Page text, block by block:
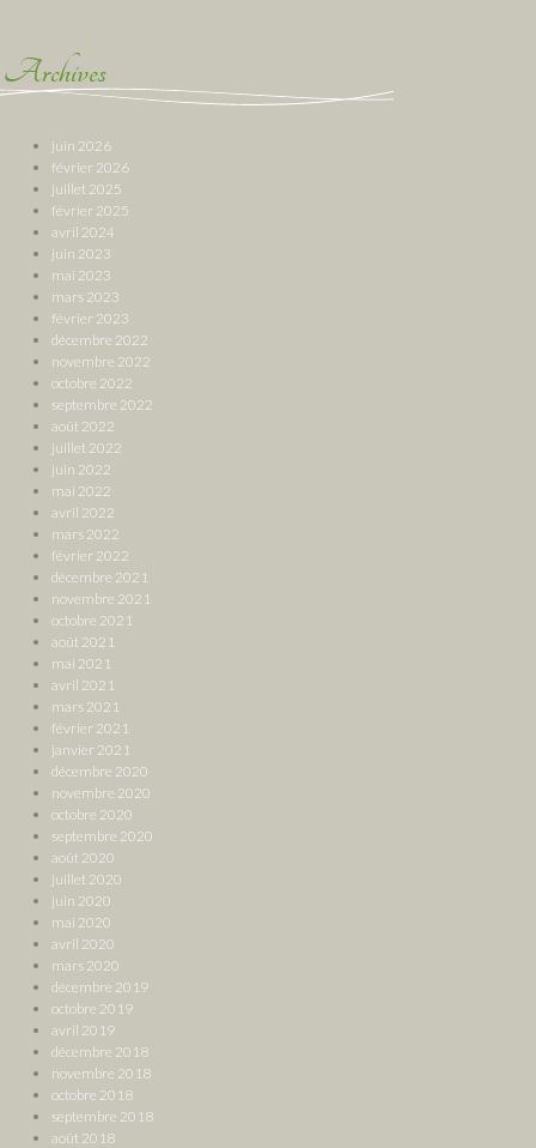
Archives
juin 2026
février 2026
juillet 2025
février 2025
avril 2024
juin 2023
mai 2023
mars 2023
février 2023
décembre 2022
novembre 2022
octobre 2022
septembre 2022
août 2022
juillet 2022
juin 2022
mai 2022
avril 2022
mars 2022
février 2022
décembre 2021
novembre 2021
octobre 2021
août 2021
mai 2021
avril 2021
mars 2021
février 2021
janvier 2021
décembre 2020
novembre 2020
octobre 2020
septembre 2020
août 2020
juillet 2020
juin 2020
mai 2020
avril 2020
mars 2020
décembre 2019
octobre 2019
avril 2019
décembre 2018
novembre 2018
octobre 2018
septembre 2018
août 2018